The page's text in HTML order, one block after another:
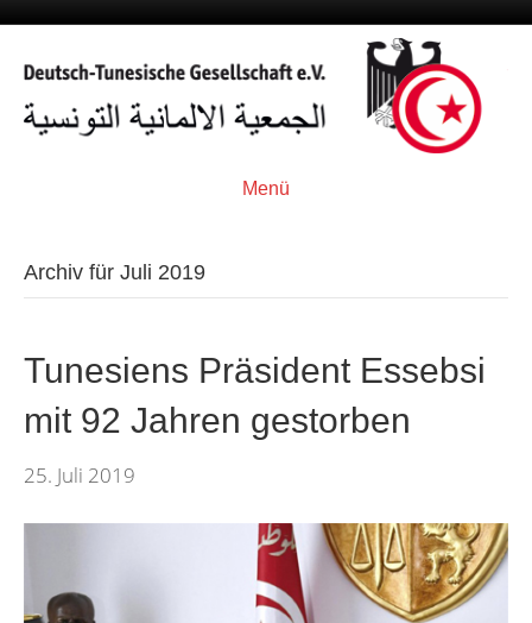
Menü
Archiv für Juli 2019
Tunesiens Präsident Essebsi
mit 92 Jahren gestorben
25. Juli 2019